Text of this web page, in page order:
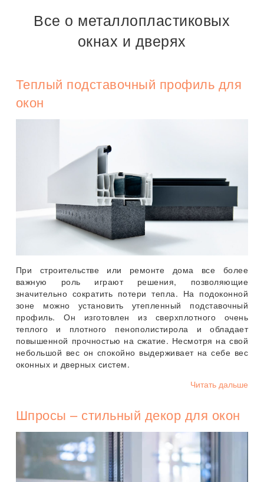
Все о металлопластиковых
окнах и дверях
Теплый подставочный профиль для
окон
При строительстве или ремонте дома все более
важную роль играют решения, позволяющие
значительно сократить потери тепла. На подоконной
зоне можно установить утепленный подставочный
профиль. Он изготовлен из сверхплотного очень
теплого и плотного пенополистирола и обладает
повышенной прочностью на сжатие. Несмотря на свой
небольшой вес он спокойно выдерживает на себе вес
оконных и дверных систем.
Читать дальше
Шпросы – стильный декор для окон